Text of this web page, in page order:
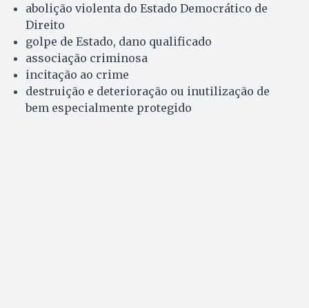
abolição violenta do Estado Democrático de
Direito
golpe de Estado, dano qualificado
associação criminosa
incitação ao crime
destruição e deterioração ou inutilização de
bem especialmente protegido